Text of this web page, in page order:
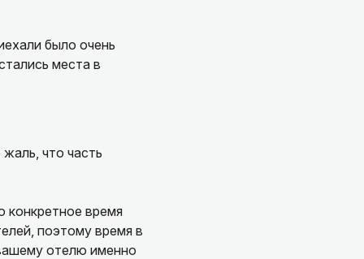
было очень
места в
что часть
конкретное время
поэтому время в
отелю именно